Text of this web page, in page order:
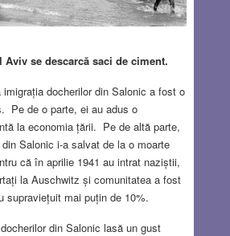
Aviv se descarcă saci de ciment.
docherilor din Salonic a fost o
Pe de o parte, ei au adus o
la economia țării. Pe de altă parte,
Salonic i-a salvat de la o moarte
că în aprilie 1941 au intrat naziștii,
la Auschwitz și comunitatea a fost
supraviețuit mai puțin de 10%.
din Salonic lasă un gust